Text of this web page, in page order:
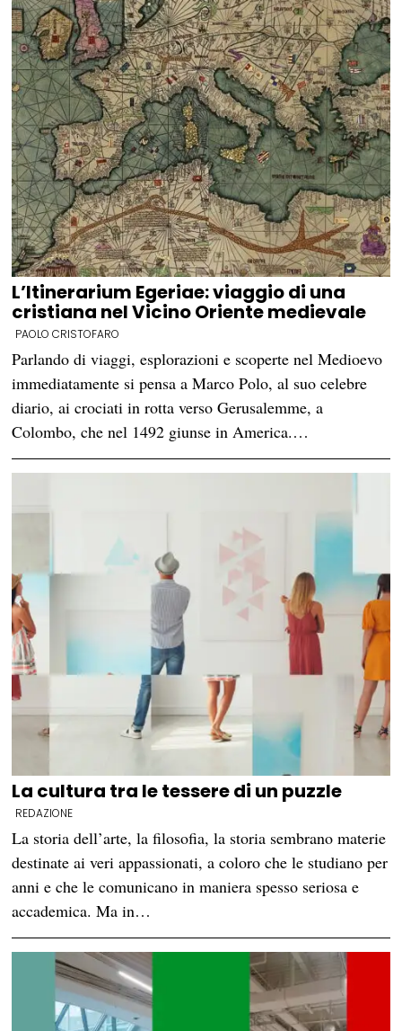
L’Itinerarium Egeriae: viaggio di una
cristiana nel Vicino Oriente medievale
PAOLO CRISTOFARO
Parlando di viaggi, esplorazioni e scoperte nel Medioevo
immediatamente si pensa a Marco Polo, al suo celebre
diario, ai crociati in rotta verso Gerusalemme, a
Colombo, che nel 1492 giunse in America.…
La cultura tra le tessere di un puzzle
REDAZIONE
La storia dell’arte, la filosofia, la storia sembrano materie
destinate ai veri appassionati, a coloro che le studiano per
anni e che le comunicano in maniera spesso seriosa e
accademica. Ma in…